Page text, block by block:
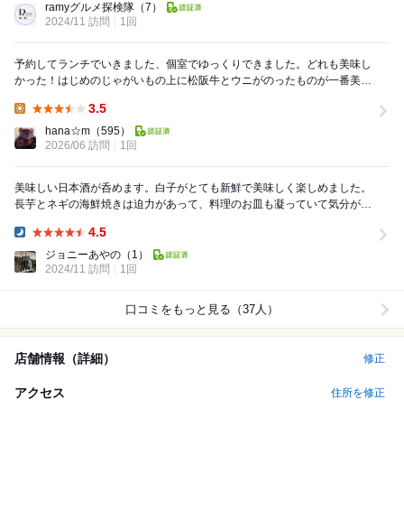
ramyグルメ探検隊 （7）
2024/11 訪問
1回
予約してランチでいきました、個室でゆっくりできました。どれも美味し
かった！はじめのじゃがいもの上に松阪牛とウニがのったものが一番美味
3.5
hana☆m （595）
2026/06 訪問
1回
美味しい日本酒が呑めます。白子がとても新鮮で美味しく楽しめました。
長芋とネギの海鮮焼きは迫力があって、料理のお皿も凝っていて気分が上
4.5
ジョニーあやの （1）
2024/11 訪問
1回
口コミをもっと見る（37人）
店舗情報（詳細） 修正
アクセス 住所を修正